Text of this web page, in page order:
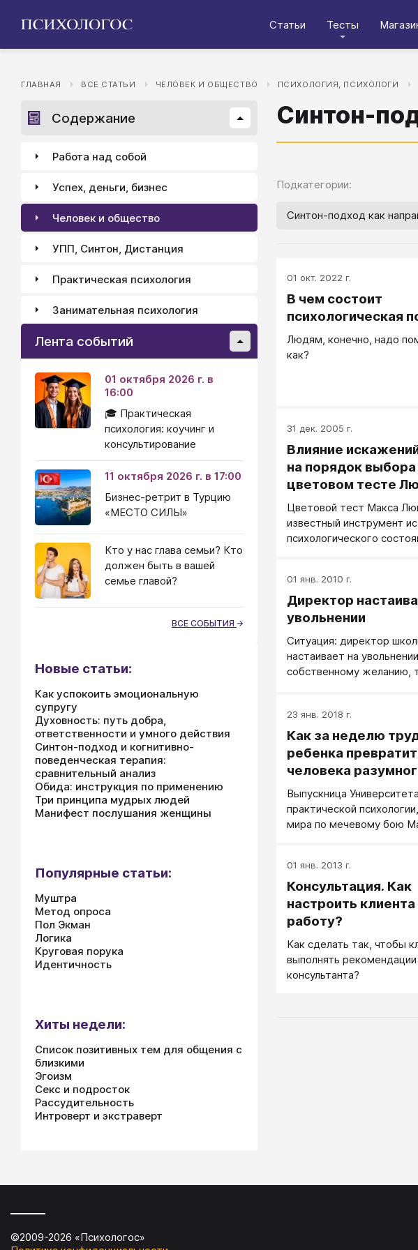
Статьи Тесты
ГЛАВНАЯ ВСЕ СТАТЬИ ЧЕЛОВЕК И ОБЩЕСТВО ПСИХОЛОГИЯ, ПСИХОЛОГИ
Синтон-
Подкатегории:
Синтон-подход как
01 окт. 2022 г.
В чем состоит
психологическая
Людям, конечно, надо
как?
31 дек. 2005 г.
Влияние
на порядок
цветовом тесте
Цветовой тест Макса
известный инструмент
психологического
респондентом
цветных карточек.
01 янв. 2010 г.
Директор
увольнении
Ситуация: директор
настаивает на
собственному желанию,
23 янв. 2018 г.
Как за неделю
ребенка
человека
методика
Выпускница Университета
практической
мира по мечевому бою
Эскалибур-кэмп.
обязательно!
01 янв. 2013 г.
Консультация. Как
настроить клиента
работу?
Как сделать так, чтобы
выполнять рекомендации
консультанта?
Содержание
Работа над собой
Успех, деньги, бизнес
Человек и общество
УПП, Синтон, Дистанция
Практическая психология
Занимательная психология
Лента событий
01 октября 2026 г. в
16:00
🎓 Практическая
психология: коучинг и
консультирование
11 октября 2026 г. в 17:00
Бизнес-ретрит в Турцию
«МЕСТО СИЛЫ»
Кто у нас глава семьи? Кто
должен быть в вашей
семье главой?
ВСЕ СОБЫТИЯ
Новые статьи:
Как успокоить эмоциональную
супругу
Духовность: путь добра,
ответственности и умного действия
Синтон-подход и когнитивно-
поведенческая терапия:
сравнительный анализ
Обида: инструкция по применению
Три принципа мудрых людей
Манифест послушания женщины
Популярные статьи:
Муштра
Метод опроса
Пол Экман
Логика
Круговая порука
Идентичность
Хиты недели:
Список позитивных тем для общения с
близкими
Эгоизм
Секс и подросток
Рассудительность
Интроверт и экстраверт
©2009-2026 «Психологос»